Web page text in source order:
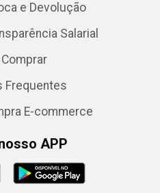
e Devolução
Salarial
Frequentes
E-commerce
APP